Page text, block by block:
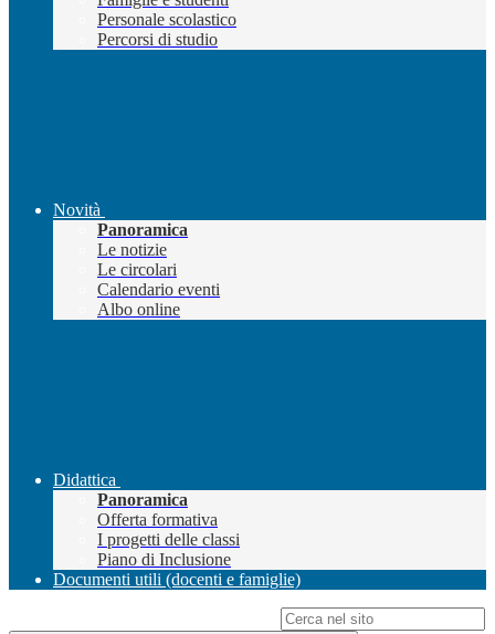
Personale scolastico
Percorsi di studio
Novità
Panoramica
Le notizie
Le circolari
Calendario eventi
Albo online
Didattica
Panoramica
Offerta formativa
I progetti delle classi
Piano di Inclusione
Documenti utili (docenti e famiglie)